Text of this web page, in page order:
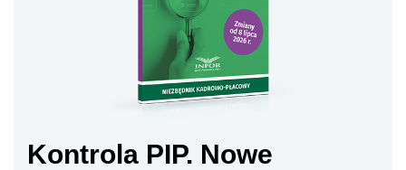
Kontrola PIP. Nowe